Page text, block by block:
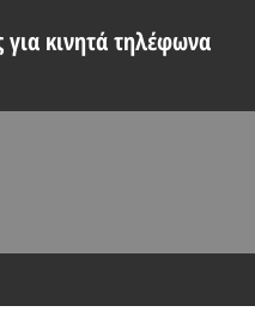
κινητά τηλέφωνα